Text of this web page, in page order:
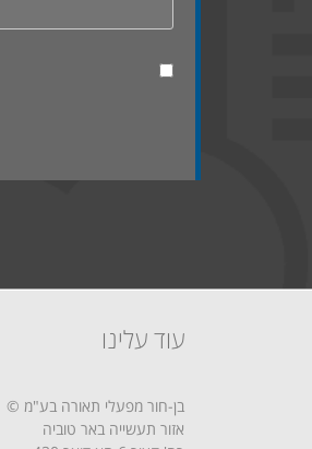
עוד עלינו
בן-חור מפעלי תאורה בע"מ ©
אזור תעשייה באר טוביה